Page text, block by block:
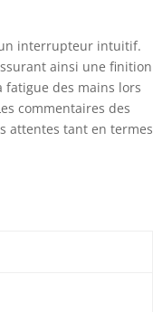
de trois
et à la fonction
du sable
cette machine
le crépissage.
un interrupteur intuitif.
ainsi une finition
fatigue des mains lors
commentaires des
attentes tant en termes